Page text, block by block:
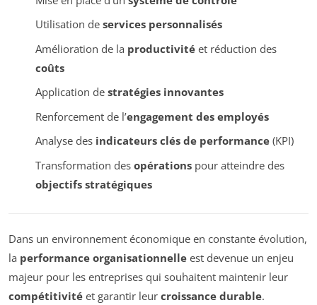
Utilisation de services personnalisés
Amélioration de la productivitéet réduction des
coûts
Application de stratégies innovantes
Renforcement de l’engagement des employés
Analyse des indicateurs clés de performance(KPI)
Transformation des opérationspour atteindre des
objectifs stratégiques
Dans un environnement économique en constante évolution,
la performance organisationnelle est devenue un enjeu
majeur pour les entreprises qui souhaitent maintenir leur
compétitivité et garantir leur croissance durable.